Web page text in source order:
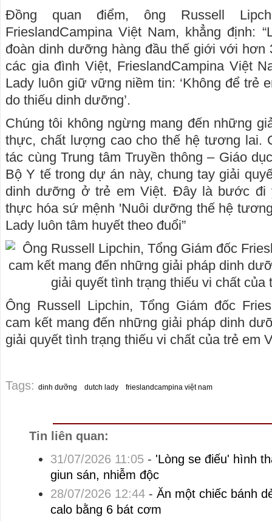
Đồng quan điểm, ông Russell
FrieslandCampina Việt Nam, khẳng định:
đoàn dinh dưỡng hàng đầu thế giới với hơn
các gia đình Việt, FrieslandCampina Việt
Lady luôn giữ vững niềm tin: ‘Không để trẻ
do thiếu dinh dưỡng’.
Chúng tôi không ngừng mang đến những
thực, chất lượng cao cho thế hệ tương lai.
tác cùng Trung tâm Truyền thông – Giáo
Bộ Y tế trong dự án này, chung tay giải
dinh dưỡng ở trẻ em Việt. Đây là bước đi
thực hóa sứ mệnh 'Nuôi dưỡng thế hệ
Lady luôn tâm huyết theo đuổi”
Ông Russell Lipchin, Tổng Giám đốc
cam kết mang đến những giải pháp dinh
giải quyết tình trạng thiếu vi chất của trẻ em
Tags: dinh dưỡng dutch lady frieslandcampina việt nam
Tin liên quan:
31/07/2026 11:05- 'Lòng se điếu' hình
giun sán, nhiễm độc
28/07/2026 12:44- Ăn một chiếc bánh
calo bằng 6 bát cơm